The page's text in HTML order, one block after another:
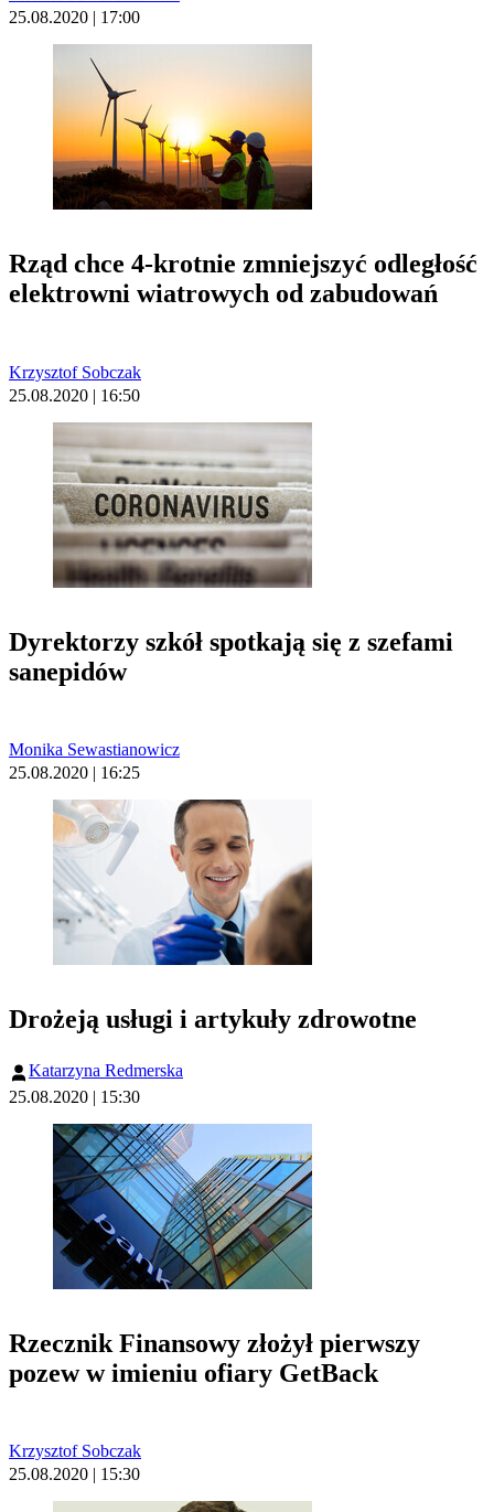
25.08.2020 | 17:00
Rząd chce 4-krotnie zmniejszyć odległość
elektrowni wiatrowych od zabudowań
Krzysztof Sobczak
25.08.2020 | 16:50
Dyrektorzy szkół spotkają się z szefami
sanepidów
Monika Sewastianowicz
25.08.2020 | 16:25
Drożeją usługi i artykuły zdrowotne
Katarzyna Redmerska
25.08.2020 | 15:30
Rzecznik Finansowy złożył pierwszy
pozew w imieniu ofiary GetBack
Krzysztof Sobczak
25.08.2020 | 15:30